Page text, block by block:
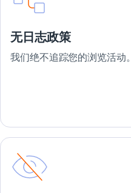
无日志政策
我们绝不追踪您的浏览活动。